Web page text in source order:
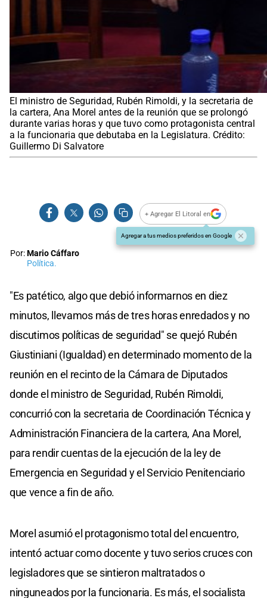
El ministro de Seguridad, Rubén Rimoldi, y la secretaria de
la cartera, Ana Morel antes de la reunión que se prolongó
durante varias horas y que tuvo como protagonista central
a la funcionaria que debutaba en la Legislatura. Crédito:
Guillermo Di Salvatore
+ Agregar El Litoral en
Agregar a tus medios preferidos en Google
Por:Mario Cáffaro
Política.
"Es patético, algo que debió informarnos en diez
minutos, llevamos más de tres horas enredados y no
discutimos políticas de seguridad" se quejó Rubén
Giustiniani (Igualdad) en determinado momento de la
reunión en el recinto de la Cámara de Diputados
donde el ministro de Seguridad, Rubén Rimoldi,
concurrió con la secretaria de Coordinación Técnica y
Administración Financiera de la cartera, Ana Morel,
para rendir cuentas de la ejecución de la ley de
Emergencia en Seguridad y el Servicio Penitenciario
que vence a fin de año.
Morel asumió el protagonismo total del encuentro,
intentó actuar como docente y tuvo serios cruces con
legisladores que se sintieron maltratados o
ninguneados por la funcionaria. Es más, el socialista